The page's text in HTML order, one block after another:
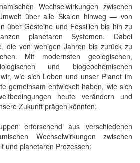
Wechselwirkungen zwischen
über alle Skalen hinweg — von
über Gesteine und Fossilien bis hin zu
planetaren Systemen. Dabei
die von wenigen Jahren bis zurück zu
Mit modernsten geologischen,
und biogeochemischen
wie sich Leben und unser Planet im
gemeinsam entwickelt haben, wie sich
heute verändern und
Zukunft prägen könnten.
erforschend aus verschiedenen
Wechselwirkungen zwischen
und planetaren Prozessen: